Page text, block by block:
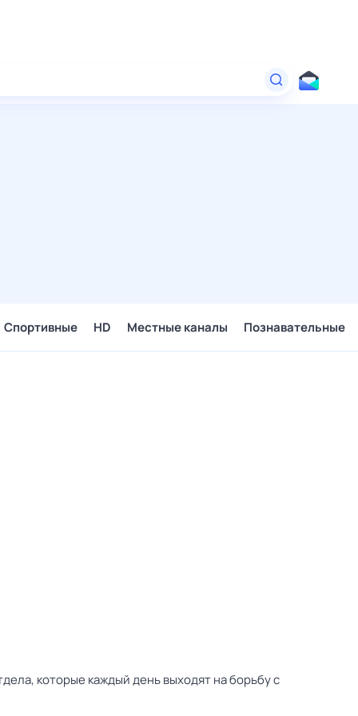
Спортивные HD Местные каналы Познавательные
которые каждый день выходят на борьбу с